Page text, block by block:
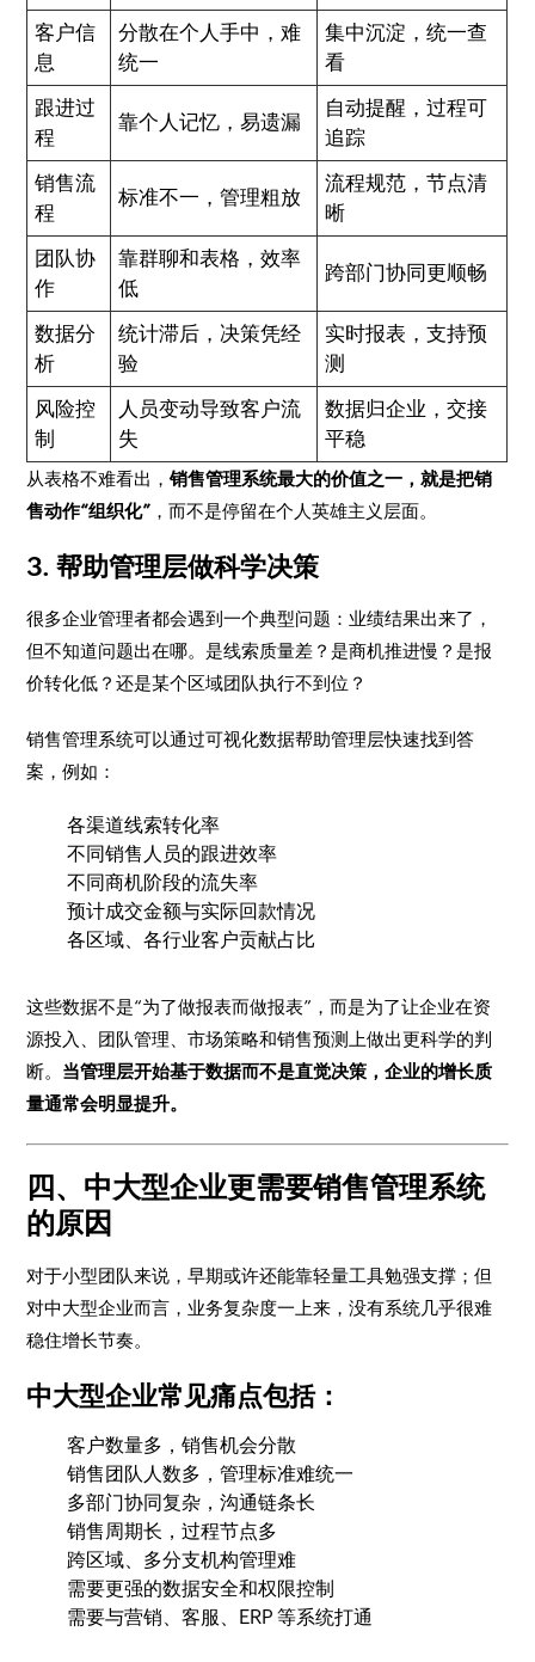
客户信
息
分散在个人手中，难
统一
集中沉淀，统一查
看
跟进过
程
靠个人记忆，易遗漏
自动提醒，过程可
追踪
销售流
程
标准不一，管理粗放
流程规范，节点清
晰
团队协
作
靠群聊和表格，效率
低
跨部门协同更顺畅
数据分
析
统计滞后，决策凭经
验
实时报表，支持预
测
风险控
制
人员变动导致客户流
失
数据归企业，交接
平稳
从表格不难看出，销售管理系统最大的价值之一，就是把销
售动作“组织化” ，而不是停留在个人英雄主义层面。
3. 帮助管理层做科学决策
很多企业管理者都会遇到一个典型问题：业绩结果出来了，
但不知道问题出在哪。是线索质量差？是商机推进慢？是报
价转化低？还是某个区域团队执行不到位？
销售管理系统可以通过可视化数据帮助管理层快速找到答
案，例如：
各渠道线索转化率
不同销售人员的跟进效率
不同商机阶段的流失率
预计成交金额与实际回款情况
各区域、各行业客户贡献占比
这些数据不是“为了做报表而做报表”，而是为了让企业在资
源投入、团队管理、市场策略和销售预测上做出更科学的判
断。 当管理层开始基于数据而不是直觉决策，企业的增长质
量通常会明显提升。
四、中大型企业更需要销售管理系统
的原因
对于小型团队来说，早期或许还能靠轻量工具勉强支撑；但
对中大型企业而言，业务复杂度一上来，没有系统几乎很难
稳住增长节奏。
中大型企业常见痛点包括：
客户数量多，销售机会分散
销售团队人数多，管理标准难统一
多部门协同复杂，沟通链条长
销售周期长，过程节点多
跨区域、多分支机构管理难
需要更强的数据安全和权限控制
需要与营销、客服、ERP 等系统打通